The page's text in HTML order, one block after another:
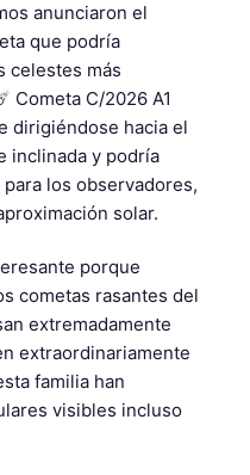
anunciaron el
que podría
celestes más
Cometa C/2026 A1
dirigiéndose hacia el
inclinada y podría
los observadores,
solar.
porque
cometas rasantes del
extremadamente
extraordinariamente
familia han
visibles incluso